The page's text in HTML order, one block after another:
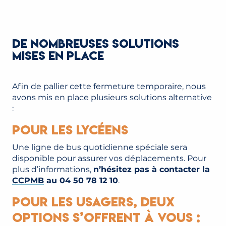
DE NOMBREUSES SOLUTIONS
MISES EN PLACE
Afin de pallier cette fermeture temporaire, nous
avons mis en place plusieurs solutions alternative
:
Pour les lycéens
Une ligne de bus quotidienne spéciale sera
disponible pour assurer vos déplacements. Pour
plus d’informations, n’hésitez pas à contacter la
CCPMB au 04 50 78 12 10.
Pour les usagers, deux
options s’offrent à vous :